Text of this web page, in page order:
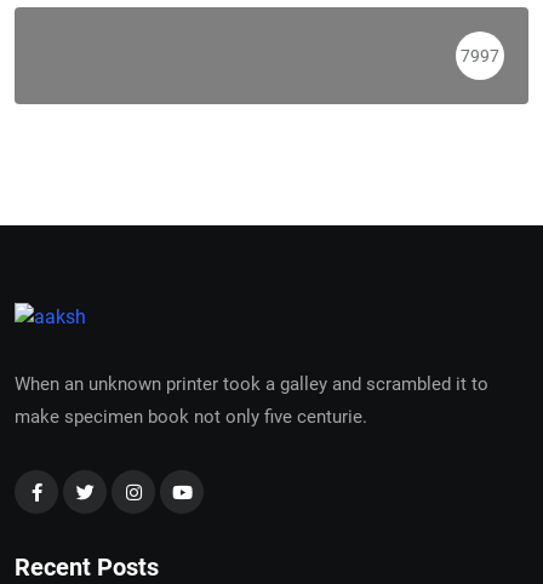
7997
When an unknown printer took a galley and scrambled it to
make specimen book not only five centurie.
Recent Posts